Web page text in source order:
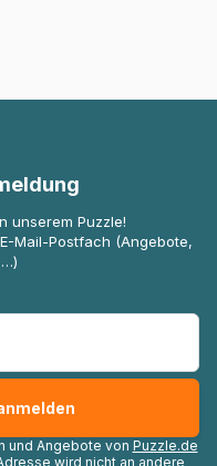
unserem Puzzle!
Mail-Postfach (Angebote,
und Angebote von Puzzle.de
wird nicht an andere